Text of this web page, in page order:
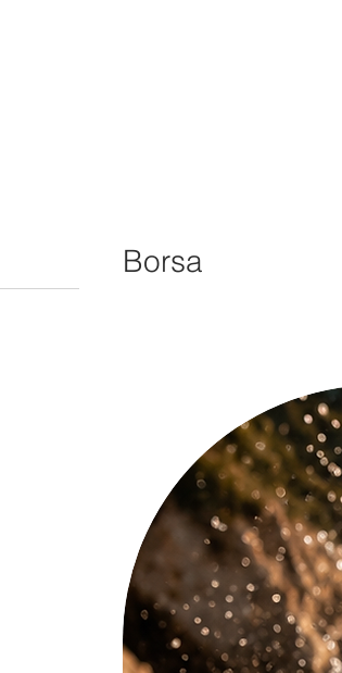
Borsa